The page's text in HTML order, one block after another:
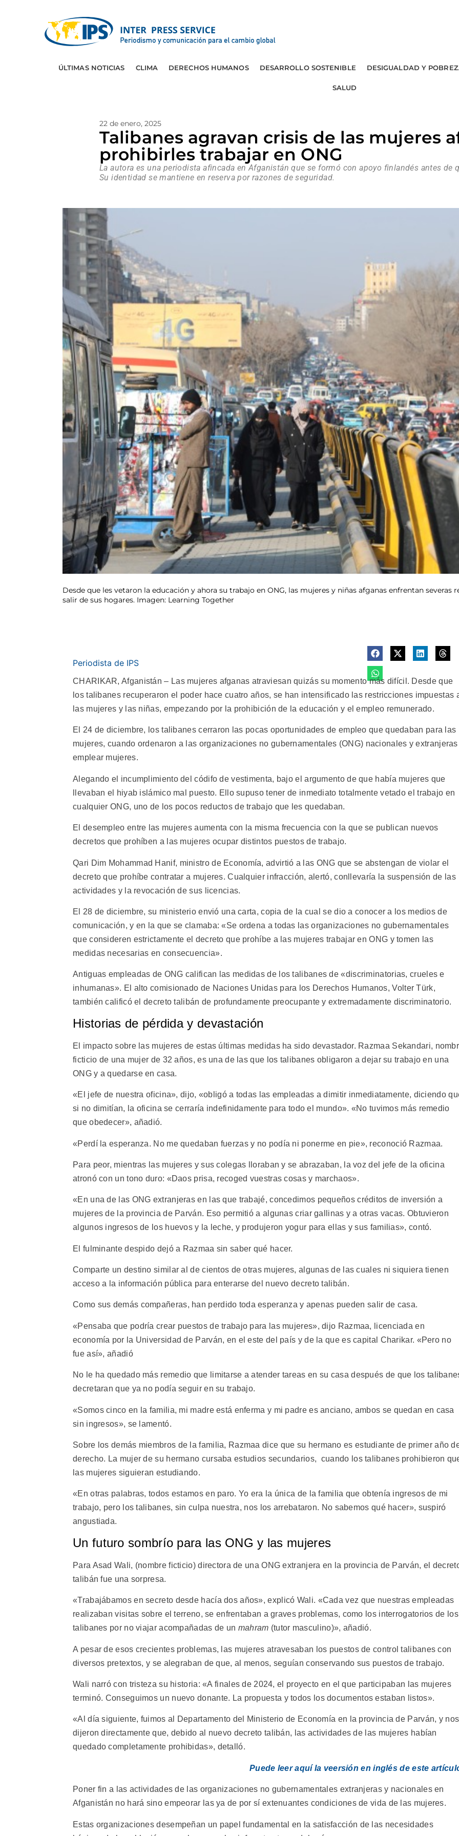
ÚLTIMAS NOTICIAS CLIMA DERECHOS HUMANOS DESARROLLO SOSTENIBLE DESIGUALDAD Y
SALUD
22 de enero, 2025
Talibanes agravan crisis de las mujeres
prohibirles trabajar en ONG
La autora es una periodista afincada en Afganistán que se formó con apoyo finlandés antes de
Su identidad se mantiene en reserva por razones de seguridad.
Desde que les vetaron la educación y ahora su trabajo en ONG, las mujeres y niñas afganas enfrentan
salir de sus hogares. Imagen: Learning Together
Periodista de IPS
CHARIKAR, Afganistán – Las mujeres afganas atraviesan quizás su momento más difícil. Desde que
los talibanes recuperaron el poder hace cuatro años, se han intensificado las restricciones impuestas
las mujeres y las niñas, empezando por la prohibición de la educación y el empleo remunerado.
El 24 de diciembre, los talibanes cerraron las pocas oportunidades de empleo que quedaban para las
mujeres, cuando ordenaron a las organizaciones no gubernamentales (ONG) nacionales y extranjeras
emplear mujeres.
Alegando el incumplimiento del códifo de vestimenta, bajo el argumento de que había mujeres que
llevaban el hiyab islámico mal puesto. Ello supuso tener de inmediato totalmente vetado el trabajo en
cualquier ONG, uno de los pocos reductos de trabajo que les quedaban.
El desempleo entre las mujeres aumenta con la misma frecuencia con la que se publican nuevos
decretos que prohíben a las mujeres ocupar distintos puestos de trabajo.
Qari Dim Mohammad Hanif, ministro de Economía, advirtió a las ONG que se abstengan de violar el
decreto que prohíbe contratar a mujeres. Cualquier infracción, alertó, conllevaría la suspensión de las
actividades y la revocación de sus licencias.
El 28 de diciembre, su ministerio envió una carta, copia de la cual se dio a conocer a los medios de
comunicación, y en la que se clamaba: «Se ordena a todas las organizaciones no gubernamentales
que consideren estrictamente el decreto que prohíbe a las mujeres trabajar en ONG y tomen las
medidas necesarias en consecuencia».
Antiguas empleadas de ONG califican las medidas de los talibanes de «discriminatorias, crueles e
inhumanas». El alto comisionado de Naciones Unidas para los Derechos Humanos, Volter Türk,
también calificó el decreto talibán de profundamente preocupante y extremadamente discriminatorio.
Historias de pérdida y devastación
El impacto sobre las mujeres de estas últimas medidas ha sido devastador. Razmaa Sekandari,
ficticio de una mujer de 32 años, es una de las que los talibanes obligaron a dejar su trabajo en una
ONG y a quedarse en casa.
«El jefe de nuestra oficina», dijo, «obligó a todas las empleadas a dimitir inmediatamente, diciendo
si no dimitían, la oficina se cerraría indefinidamente para todo el mundo». «No tuvimos más remedio
que obedecer», añadió.
«Perdí la esperanza. No me quedaban fuerzas y no podía ni ponerme en pie», reconoció Razmaa.
Para peor, mientras las mujeres y sus colegas lloraban y se abrazaban, la voz del jefe de la oficina
atronó con un tono duro: «Daos prisa, recoged vuestras cosas y marchaos».
«En una de las ONG extranjeras en las que trabajé, concedimos pequeños créditos de inversión a
mujeres de la provincia de Parván. Eso permitió a algunas criar gallinas y a otras vacas. Obtuvieron
algunos ingresos de los huevos y la leche, y produjeron yogur para ellas y sus familias», contó.
El fulminante despido dejó a Razmaa sin saber qué hacer.
Comparte un destino similar al de cientos de otras mujeres, algunas de las cuales ni siquiera tienen
acceso a la información pública para enterarse del nuevo decreto talibán.
Como sus demás compañeras, han perdido toda esperanza y apenas pueden salir de casa.
«Pensaba que podría crear puestos de trabajo para las mujeres», dijo Razmaa, licenciada en
economía por la Universidad de Parván, en el este del país y de la que es capital Charikar. «Pero no
fue así», añadió
No le ha quedado más remedio que limitarse a atender tareas en su casa después de que los
decretaran que ya no podía seguir en su trabajo.
«Somos cinco en la familia, mi madre está enferma y mi padre es anciano, ambos se quedan en casa
sin ingresos», se lamentó.
Sobre los demás miembros de la familia, Razmaa dice que su hermano es estudiante de primer año
derecho. La mujer de su hermano cursaba estudios secundarios, cuando los talibanes prohibieron
las mujeres siguieran estudiando.
«En otras palabras, todos estamos en paro. Yo era la única de la familia que obtenía ingresos de mi
trabajo, pero los talibanes, sin culpa nuestra, nos los arrebataron. No sabemos qué hacer», suspiró
angustiada.
Un futuro sombrío para las ONG y las mujeres
Para Asad Wali, (nombre ficticio) directora de una ONG extranjera en la provincia de Parván, el
talibán fue una sorpresa.
«Trabajábamos en secreto desde hacía dos años», explicó Wali. «Cada vez que nuestras empleadas
realizaban visitas sobre el terreno, se enfrentaban a graves problemas, como los interrogatorios de los
talibanes por no viajar acompañadas de un mahram (tutor masculino)», añadió.
A pesar de esos crecientes problemas, las mujeres atravesaban los puestos de control talibanes con
diversos pretextos, y se alegraban de que, al menos, seguían conservando sus puestos de trabajo.
Wali narró con tristeza su historia: «A finales de 2024, el proyecto en el que participaban las mujeres
terminó. Conseguimos un nuevo donante. La propuesta y todos los documentos estaban listos».
«Al día siguiente, fuimos al Departamento del Ministerio de Economía en la provincia de Parván, y nos
dijeron directamente que, debido al nuevo decreto talibán, las actividades de las mujeres habían
quedado completamente prohibidas», detalló.
Puede leer aquí la veersión en inglés de este
Poner fin a las actividades de las organizaciones no gubernamentales extranjeras y nacionales en
Afganistán no hará sino empeorar las ya de por sí extenuantes condiciones de vida de las mujeres.
Estas organizaciones desempeñan un papel fundamental en la satisfacción de las necesidades